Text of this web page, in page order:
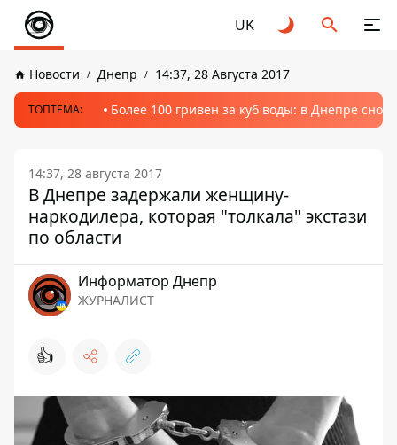
UK
Новости Днепр 14:37, 28 Августа 2017
ТОПТЕМА: Более 100 гривен за куб воды: в Днепре
14:37, 28 августа 2017
В Днепре задержали женщину-
наркодилера, которая "толкала" экстази
по области
Информатор Днепр
ЖУРНАЛИСТ
👍